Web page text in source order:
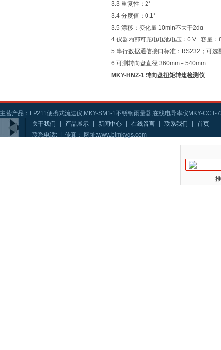
3.3 重复性：2°
3.4 分度值：0.1°
3.5 漂移：变化量 10min不大于2dα
4 仪器内部可充电电池电压：6 V 容量：
5 串行数据通信接口标准：RS232；可选
6 可测转向盘直径:360mm～540mm
MKY-HNZ-1 转向盘扭矩转速检测仪
主营产品：FP211便携式流速仪,MKY-SM1-1不锈钢雨量器,在线电导率仪MKY-CCT-
关于我们
产品展示 新闻中心 在线留言 联系我们
首页
联系电话: | 传真： 网址:www.bjmkygs.com